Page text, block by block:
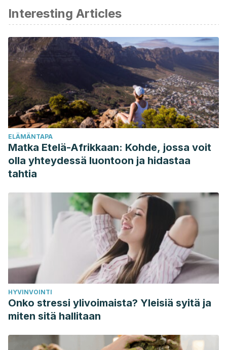
Pessini, L., & Bertachini, L. (2006). Nuevas perspectivas en
cuidados paliativos. Acta bioethica, 12(2), 231-242.
Interesting Articles
ELÄMÄNTAPA
Matka Etelä-Afrikkaan: Kohde, jossa voit
olla yhteydessä luontoon ja hidastaa
tahtia
HYVINVOINTI
Onko stressi ylivoimaista? Yleisiä syitä ja
miten sitä hallitaan